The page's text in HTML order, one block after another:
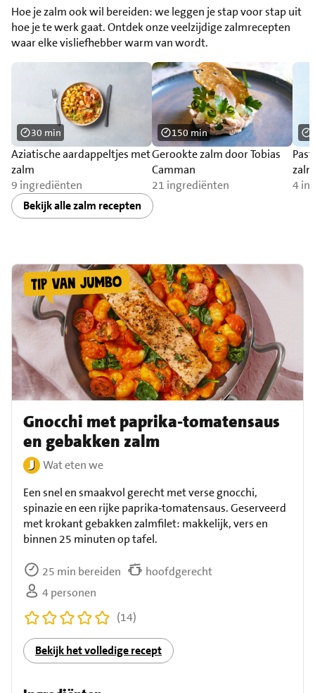
Hoe je zalm ook wil bereiden: we leggen je stap voor stap uit
hoe je te werk gaat. Ontdek onze veelzijdige zalmrecepten
waar elke visliefhebber warm van wordt.
Aziatische aardappeltjes met
zalm
9 ingrediënten
30 min
Gerookte zalm door Tobias
Camman
21 ingrediënten
150 min
4
Bekijk alle zalm recepten
Gnocchi met paprika-tomatensaus
en gebakken zalm
Wat eten we
Een snel en smaakvol gerecht met verse gnocchi,
spinazie en een rijke paprika‑tomatensaus. Geserveerd
met krokant gebakken zalmfilet: makkelijk, vers en
binnen 25 minuten op tafel.
25 min bereiden
hoofdgerecht
4 personen
(14)
Bekijk het volledige recept